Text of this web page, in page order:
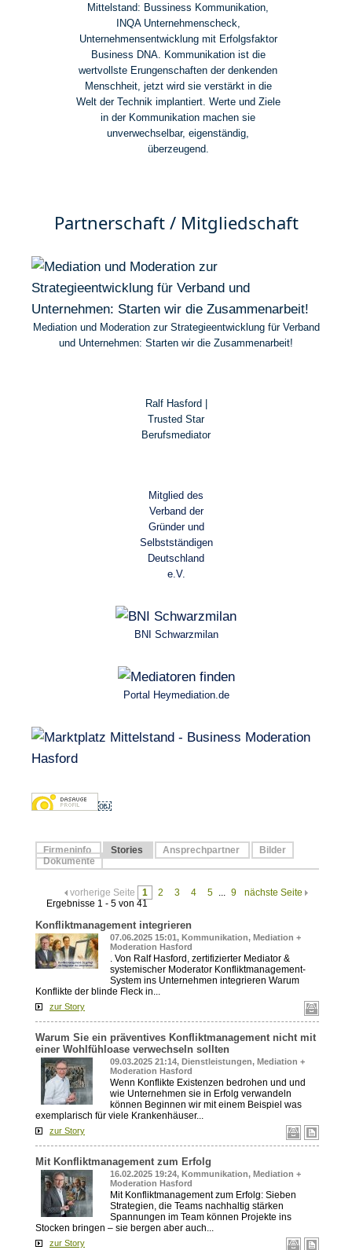
Mittelstand: Bussiness Kommunikation,
INQA Unternehmenscheck,
Unternehmensentwicklung mit Erfolgsfaktor
Business DNA. Kommunikation ist die
wertvollste Erungenschaften der denkenden
Menschheit, jetzt wird sie verstärkt in die
Welt der Technik implantiert. Werte und Ziele
in der Kommunikation machen sie
unverwechselbar, eigenständig,
überzeugend.
Partnerschaft / Mitgliedschaft
Mediation und Moderation zur Strategieentwicklung für Verband
und Unternehmen: Starten wir die Zusammenarbeit!
Ralf Hasford |
Trusted Star
Berufsmediator
Mitglied des
Verband der
Gründer und
Selbstständigen
Deutschland
e.V.
BNI Schwarzmilan
Portal Heymediation.de
￼